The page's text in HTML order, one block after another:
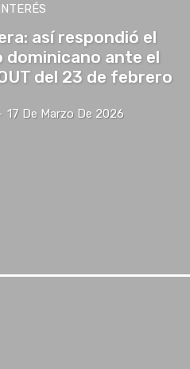
así respondió el
ante el
del 23 de febrero
17 De Marzo De 2026